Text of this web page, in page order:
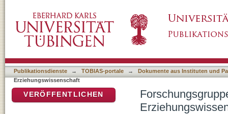
Publikationsdienste → TOBIAS-portale →
Dokumente aus Instituten und
Erziehungswissenschaft
VERÖFFENTLICHEN